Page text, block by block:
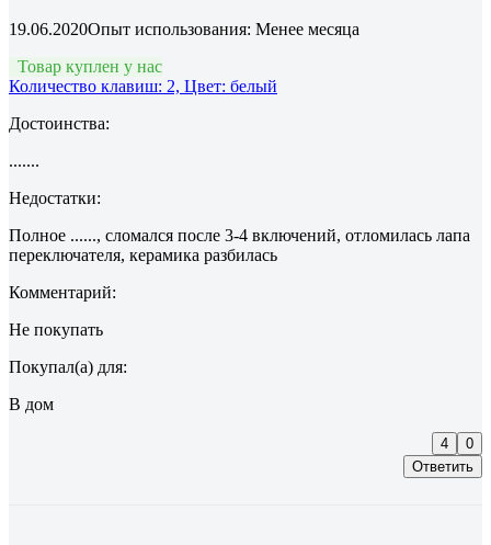
19.06.2020Опыт использования: Менее месяца
Товар куплен у нас
Количество клавиш: 2, Цвет: белый
Достоинства:
.......
Недостатки:
Полное ......, сломался после 3-4 включений, отломилась лапа
переключателя, керамика разбилась
Комментарий:
Не покупать
Покупал(а) для:
В дом
Ответить
4 0